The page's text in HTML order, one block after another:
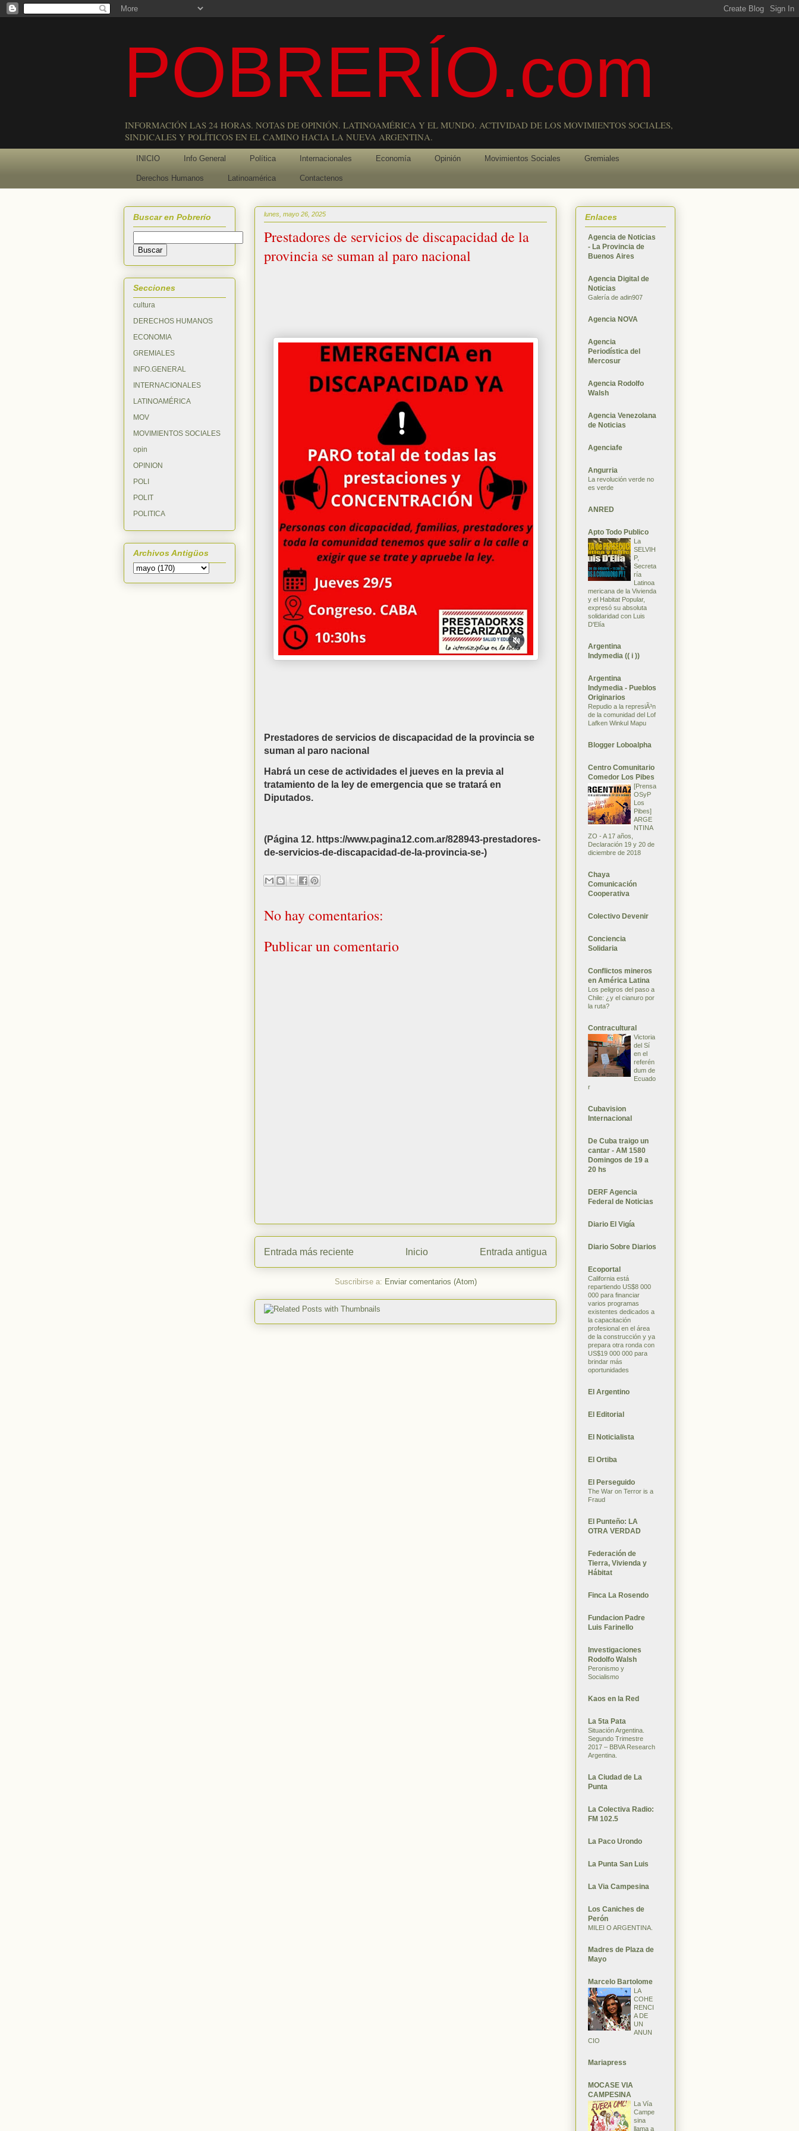
POBRERÍO.com
INFORMACIÓN LAS 24 HORAS. NOTAS DE OPINIÓN. LATINOAMÉRICA Y EL MUNDO. ACTIVIDAD DE LOS MOVIMIENTOS SOCIALES,
SINDICALES Y POLÍTICOS EN EL CAMINO HACIA LA NUEVA ARGENTINA.
INICIO Info General Política Internacionales Economía Opinión Movimientos Sociales Gremiales
Derechos Humanos Latinoamérica Contactenos
lunes, mayo 26, 2025
Prestadores de servicios de discapacidad de la
provincia se suman al paro nacional
Prestadores de servicios de discapacidad de la provincia se
suman al paro nacional
Habrá un cese de actividades el jueves en la previa al
tratamiento de la ley de emergencia que se tratará en
Diputados.
(Página 12. https://www.pagina12.com.ar/828943-prestadores-
de-servicios-de-discapacidad-de-la-provincia-se-)
No hay comentarios:
Publicar un comentario
Entrada más reciente Entrada antigua
Inicio
Suscribirse a: Enviar comentarios (Atom)
Buscar en Pobrerío
Secciones
cultura
DERECHOS HUMANOS
ECONOMIA
GREMIALES
INFO.GENERAL
INTERNACIONALES
LATINOAMÉRICA
MOV
MOVIMIENTOS SOCIALES
opin
OPINION
POLI
POLIT
POLITICA
Archivos Antigüos
Enlaces
Agencia de Noticias
- La Provincia de
Buenos Aires
Agencia Digital de
Noticias
Galería de adin907
Agencia NOVA
Agencia
Periodística del
Mercosur
Agencia Rodolfo
Walsh
Agencia Venezolana
de Noticias
Agenciafe
Angurria
La revolución verde no
es verde
ANRED
Apto Todo Publico
La
SELVIH
P,
Secreta
ría
Latinoa
mericana de la Vivienda
y el Habitat Popular,
expresó su absoluta
solidaridad con Luis
D'Elía
Argentina
Indymedia (( i ))
Argentina
Indymedia - Pueblos
Originarios
Repudio a la represiÃ³n
de la comunidad del Lof
Lafken Winkul Mapu
Blogger Loboalpha
Centro Comunitario
Comedor Los Pibes
[Prensa
OSyP
Los
Pibes]
ARGE
NTINA
ZO - A 17 años,
Declaración 19 y 20 de
diciembre de 2018
Chaya
Comunicación
Cooperativa
Colectivo Devenir
Conciencia
Solidaria
Conflictos mineros
en América Latina
Los peligros del paso a
Chile: ¿y el cianuro por
la ruta?
Contracultural
Victoria
del Sí
en el
referén
dum de
Ecuado
r
Cubavision
Internacional
De Cuba traigo un
cantar - AM 1580
Domingos de 19 a
20 hs
DERF Agencia
Federal de Noticias
Diario El Vigía
Diario Sobre Diarios
Ecoportal
California está
repartiendo US$8 000
000 para financiar
varios programas
existentes dedicados a
la capacitación
profesional en el área
de la construcción y ya
prepara otra ronda con
US$19 000 000 para
brindar más
oportunidades
El Argentino
El Editorial
El Noticialista
El Ortiba
El Perseguido
The War on Terror is a
Fraud
El Punteño: LA
OTRA VERDAD
Federación de
Tierra, Vivienda y
Hábitat
Finca La Rosendo
Fundacion Padre
Luis Farinello
Investigaciones
Rodolfo Walsh
Peronismo y
Socialismo
Kaos en la Red
La 5ta Pata
Situación Argentina.
Segundo Trimestre
2017 – BBVA Research
Argentina.
La Ciudad de La
Punta
La Colectiva Radio:
FM 102.5
La Paco Urondo
La Punta San Luis
La Via Campesina
Los Caniches de
Perón
MILEI O ARGENTINA.
Madres de Plaza de
Mayo
Marcelo Bartolome
LA
COHE
RENCI
A DE
UN
ANUN
CIO
Mariapress
MOCASE VIA
CAMPESINA
La Vía
Campe
sina
llama a